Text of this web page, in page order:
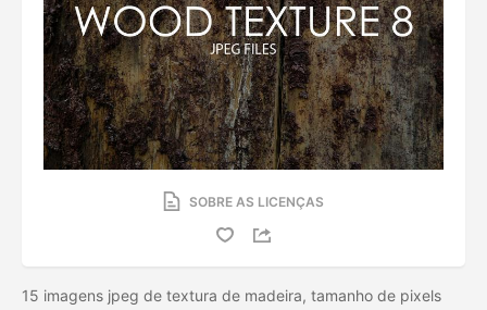
SOBRE AS LICENÇAS
15 imagens jpeg de textura de madeira, tamanho de pixels